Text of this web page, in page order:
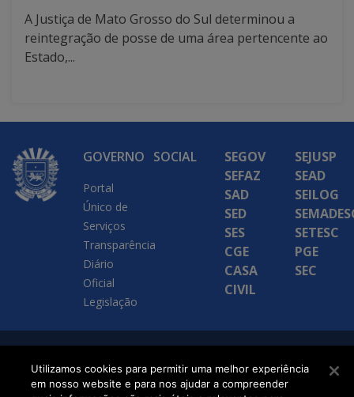
A Justiça de Mato Grosso do Sul determinou a
reintegração de posse de uma área pertencente ao
Estado,...
GOVERNO
Portal
Único de
Serviços
Transparência
Diário
Oficial
Legislação
SOCIAL
SEGOV
SEFAZ
SAD
SED
SES
CGE
CASA
CIVIL
SEJUSP
SEAD
SEILOG
SETESC
PGE
SEC
SETDIG | Secretaria-
Executiva de
Utilizamos cookies para permitir uma melhor experiência
em nosso website e para nos ajudar a compreender